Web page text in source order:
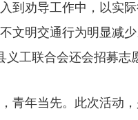
到劝导工作中，以实
文明交通行为明显减
工联合会还会招募志
青年当先。此次活动